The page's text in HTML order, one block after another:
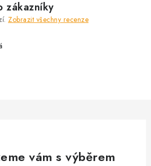
zákazníky
Zobrazit všechny recenze
vám s výběrem